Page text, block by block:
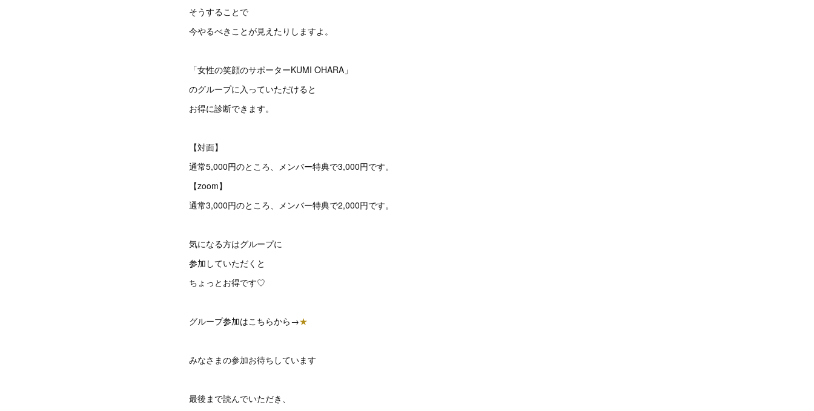
そうすることで
今やるべきことが見えたりしますよ。
「女性の笑顔のサポーターKUMI OHARA」
のグループに入っていただけると
お得に診断できます。
【対面】
通常5,000円のところ、メンバー特典で3,000円です。
【zoom】
通常3,000円のところ、メンバー特典で2,000円です。
気になる方はグループに
参加していただくと
ちょっとお得です♡
グループ参加はこちらから→★
みなさまの参加お待ちしています
最後まで読んでいただき、